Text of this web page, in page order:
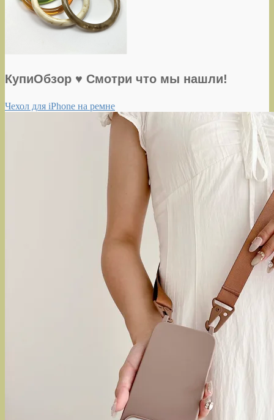
КупиОбзор ♥ Смотри что мы нашли!
Чехол для iPhone на ремне